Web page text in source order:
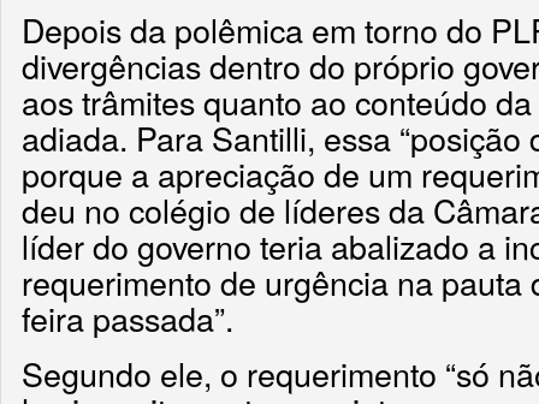
Depois da polêmica em torno do
divergências dentro do próprio
aos trâmites quanto ao conteúdo
adiada. Para Santilli, essa
porque a apreciação de um
deu no colégio de líderes da
líder do governo teria abalizado a
requerimento de urgência na pauta
feira passada”.
Segundo ele, o requerimento “só